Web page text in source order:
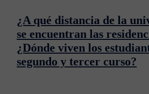
¿A qué distancia de la
se encuentran las
¿Dónde viven los
segundo y tercer curso?